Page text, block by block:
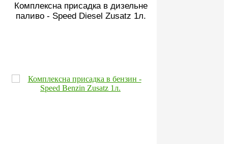
Комплексна присадка в дизельне
паливо - Speed Diesel Zusatz 1л.